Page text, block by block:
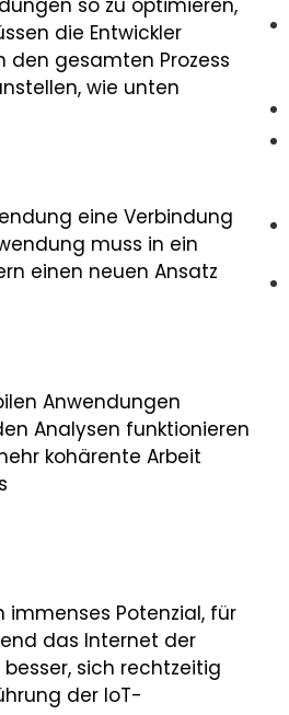
so zu optimieren,
die Entwickler
den gesamten Prozess
wie unten
eine Verbindung
muss in ein
einen neuen Ansatz
Anwendungen
Analysen funktionieren
kohärente Arbeit
Potenzial, für
das Internet der
sich rechtzeitig
der IoT-